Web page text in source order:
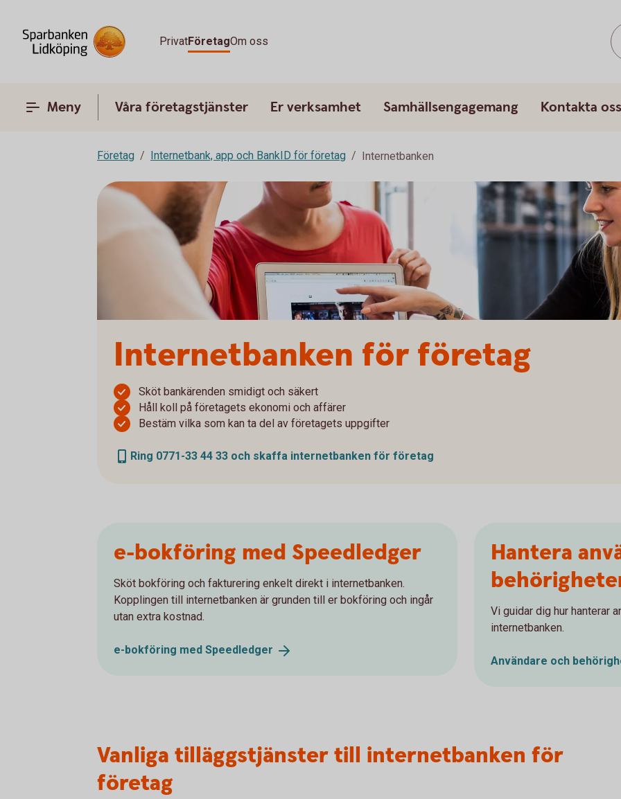
PrivatFöretagOm oss
Meny Våra företagstjänster Er verksamhet Samhällsengagemang Kontakta oss
Företag Internetbank, app och BankID för företag Internetbanken
Internetbanken för företag
Sköt bankärenden smidigt och säkert
Håll koll på företagets ekonomi och affärer
Bestäm vilka som kan ta del av företagets uppgifter
Ring 0771-33 44 33 och skaffa internetbanken för företag
e-bokföring med Speedledger
Sköt bokföring och fakturering enkelt direkt i internetbanken.
Kopplingen till internetbanken är grunden till er bokföring och ingår
utan extra kostnad.
e-bokföring med Speedledger
Hantera
Vi guidar dig hur hanterar
internetbanken.
Användare och
Vanliga tilläggstjänster till internetbanken för
företag